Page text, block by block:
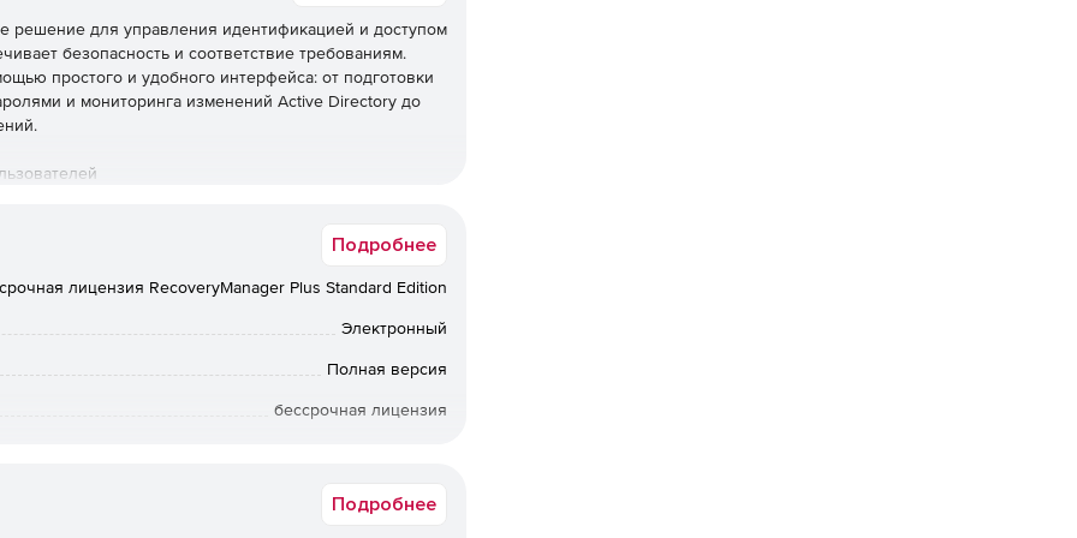
решение для управления идентификацией и доступом
безопасность и соответствие требованиям.
простого и удобного интерфейса: от подготовки
и мониторинга изменений Active Directory до
Exchange, службах Office 365 и G Suite с
учетных записей.
при входе в систему, изменений в объектах AD и
Подробнее
лицензия RecoveryManager Plus Standard Edition
Электронный
Полная версия
бессрочная лицензия
Подробнее